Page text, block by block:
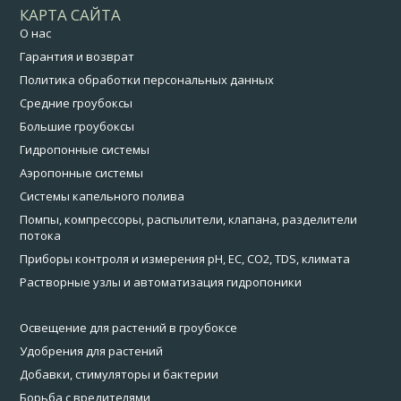
КАРТА САЙТА
О нас
Гарантия и возврат
Политика обработки персональных данных
Средние гроубоксы
Большие гроубоксы
Гидропонные системы
Аэропонные системы
Системы капельного полива
Помпы, компрессоры, распылители, клапана, разделители
потока
Приборы контроля и измерения pH, EC, CO2, TDS, климата
Растворные узлы и автоматизация гидропоники
Освещение для растений в гроубоксе
Удобрения для растений
Добавки, стимуляторы и бактерии
Борьба с вредителями